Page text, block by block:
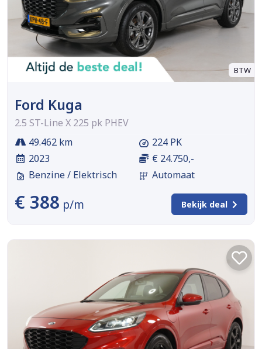
BTW
Ford Kuga
2.5 ST-Line X 225 pk PHEV
49.462 km
2023
Benzine / Elektrisch
224 PK
€ 24.750,-
Automaat
€ 388 p/m Bekijk deal